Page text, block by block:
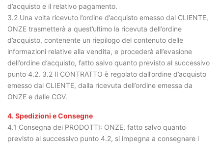
d’acquisto e il relativo pagamento.
3.2 Una volta ricevuto l’ordine d’acquisto emesso dal CLIENTE,
ONZE trasmetterà a quest’ultimo la ricevuta dell’ordine
d’acquisto, contenente un riepilogo del contenuto delle
informazioni relative alla vendita, e procederà all’evasione
dell’ordine d’acquisto, fatto salvo quanto previsto al successivo
punto 4.2. 3.2 Il CONTRATTO è regolato dall’ordine d’acquisto
emesso dal CLIENTE, dalla ricevuta dell’ordine emessa da
ONZE e dalle CGV.
4. Spedizioni e Consegne
4.1 Consegna dei PRODOTTI: ONZE, fatto salvo quanto
previsto al successivo punto 4.2, si impegna a consegnare i